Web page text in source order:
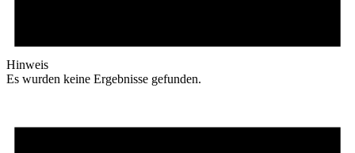
Hinweis
Es wurden keine Ergebnisse gefunden.